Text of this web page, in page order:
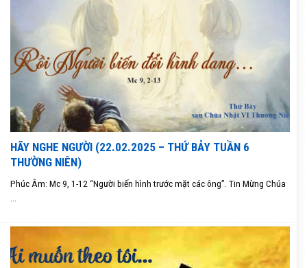
HÃY NGHE NGƯỜI (22.02.2025 – THỨ BẢY TUẦN 6
THƯỜNG NIÊN)
Phúc Âm: Mc 9, 1-12 “Người biến hình trước mặt các ông”. Tin Mừng Chúa